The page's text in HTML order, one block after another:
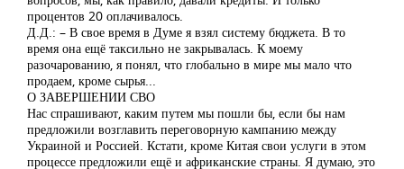
процентов 20 оплачивалось.
Д.Д.: – В свое время в Думе я взял систему бюджета. В то
время она ещё таксильно не закрывалась. К моему
разочарованию, я понял, что глобально в мире мы мало что
продаем, кроме сырья...
О ЗАВЕРШЕНИИ СВО
Нас спрашивают, каким путем мы пошли бы, если бы нам
предложили возглавить переговорную кампанию между
Украиной и Россией. Кстати, кроме Китая свои услуги в этом
процессе предложили ещё и африканские страны. Я думаю, это